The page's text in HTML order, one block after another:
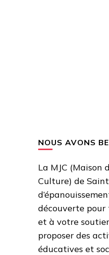
NOUS AVONS
La MJC (Maison
Culture) de
découverte pour
et à votre
proposer des
éducatives et